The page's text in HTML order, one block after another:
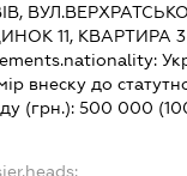
11, КВАРТИРА 3
внеску до
(грн.): 500 000